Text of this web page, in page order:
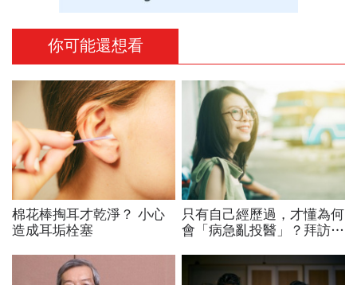
你可能還想看
棉花棒掏耳才乾淨？ 小心
造成耳垢栓塞
只有自己經歷過，才懂為何
會「病急亂投醫」？拜訪好
「這些」心得